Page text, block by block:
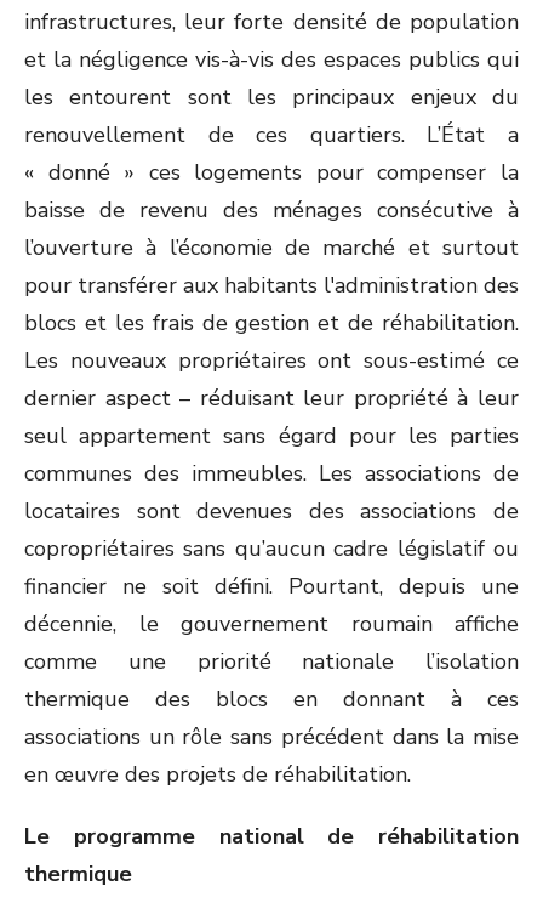
infrastructures, leur forte densité de population
et la négligence vis-à-vis des espaces publics qui
les entourent sont les principaux enjeux du
renouvellement de ces quartiers. L’État a
« donné » ces logements pour compenser la
baisse de revenu des ménages consécutive à
l’ouverture à l’économie de marché et surtout
pour transférer aux habitants l'administration des
blocs et les frais de gestion et de réhabilitation.
Les nouveaux propriétaires ont sous-estimé ce
dernier aspect – réduisant leur propriété à leur
seul appartement sans égard pour les parties
communes des immeubles. Les associations de
locataires sont devenues des associations de
copropriétaires sans qu’aucun cadre législatif ou
financier ne soit défini. Pourtant, depuis une
décennie, le gouvernement roumain affiche
comme une priorité nationale l’isolation
thermique des blocs en donnant à ces
associations un rôle sans précédent dans la mise
en œuvre des projets de réhabilitation.
Le programme national de réhabilitation
thermique